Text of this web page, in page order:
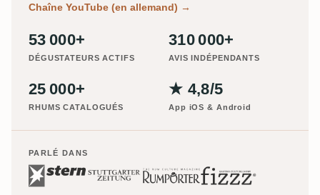
Chaîne YouTube (en allemand) →
53 000+
DÉGUSTATEURS ACTIFS
310 000+
AVIS INDÉPENDANTS
25 000+
RHUMS CATALOGUÉS
★ 4,8/5
App iOS & Android
PARLÉ DANS